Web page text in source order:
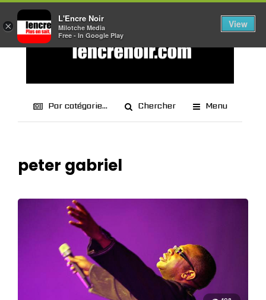
Par catégorie... Chercher Menu
peter gabriel
×
L'Encre Noir
Milotche Media
Free - In Google Play
View